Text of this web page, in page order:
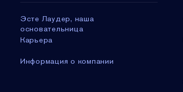
Эсте Лаудер, наша
основательница
Карьера
Информация о компании